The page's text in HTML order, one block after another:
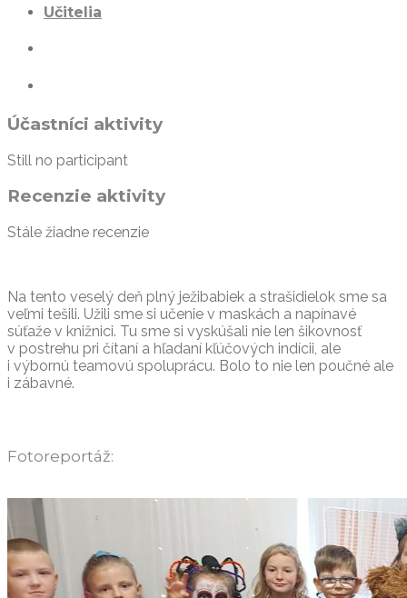
Učitelia
Účastníci aktivity
Still no participant
Recenzie aktivity
Stále žiadne recenzie
Na tento veselý deň plný ježibabiek a strašidielok sme sa
veľmi tešili. Užili sme si učenie v maskách a napínavé
súťaže v knižnici. Tu sme si vyskúšali nie len šikovnosť
v postrehu pri čítaní a hľadaní kľúčových indícii, ale
i výbornú teamovú spoluprácu. Bolo to nie len poučné ale
i zábavné.
Fotoreportáž: